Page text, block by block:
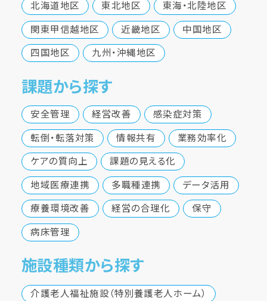
北海道地区 東北地区
東海・北陸地区
関東甲信越地区
近畿地区
中国地区
四国地区
九州・沖縄地区
課題から探す
安全管理 経営改善
感染症対策
転倒・転落対策
情報共有
業務効率化
ケアの質向上
課題の見える化
地域医療連携
多職種連携
データ活用
療養環境改善
経営の合理化
保守
病床管理
施設種類から探す
介護老人福祉施設（特別養護老人ホーム）